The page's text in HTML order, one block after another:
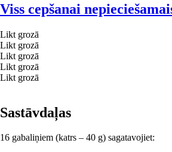
Viss cepšanai
Likt grozā
Likt grozā
Likt grozā
Likt grozā
Likt grozā
Sastāvdaļas
16 gabaliņiem (katrs – 40 g) sagatavojiet: